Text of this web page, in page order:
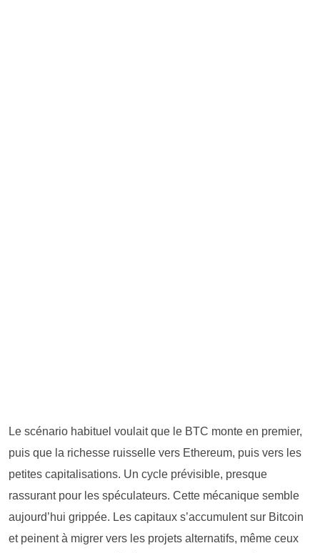
Le scénario habituel voulait que le BTC monte en premier,
puis que la richesse ruisselle vers Ethereum, puis vers les
petites capitalisations. Un cycle prévisible, presque
rassurant pour les spéculateurs. Cette mécanique semble
aujourd’hui grippée. Les capitaux s’accumulent sur Bitcoin
et peinent à migrer vers les projets alternatifs, même ceux